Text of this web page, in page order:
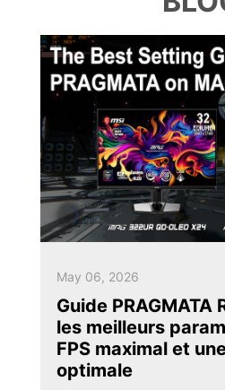
May 06, 2026
Guide PRAGMATA
les meilleurs
FPS maximal et
optimale